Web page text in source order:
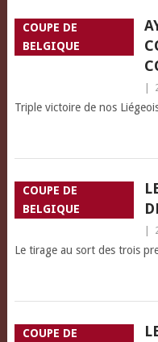
COUPE DE
BELGIQUE
Triple victoire de nos
COUPE DE
BELGIQUE
Le tirage au sort des trois
COUPE DE